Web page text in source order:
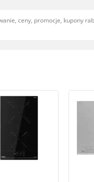
ceny, promocje, kupony